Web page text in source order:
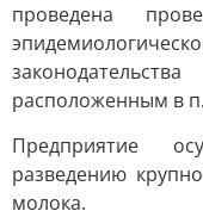
проведена
расположенным в
Предприятие
разведению
молока.